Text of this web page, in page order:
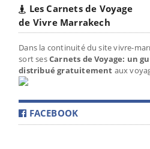
Les Carnets de Voyage
de Vivre Marrakech
Dans la continuité du site vivre-
sort sesCarnets de Voyage: un
distribué gratuitement aux
FACEBOOK